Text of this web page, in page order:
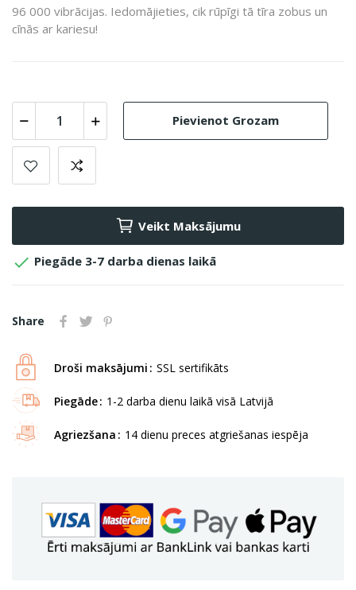
96 000 vibrācijas. Iedomājieties, cik rūpīgi tā tīra zobus un
cīnās ar kariesu!
Pievienot Grozam
Veikt Maksājumu
 Piegāde 3-7 darba dienas laikā
Share
Droši maksājumi SSL sertifikāts
Piegāde 1-2 darba dienu laikā visā Latvijā
Agriezšana 14 dienu preces atgriešanas iespēja